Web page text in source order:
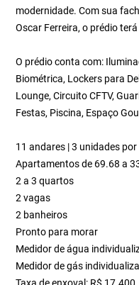
modernidade. Com sua
Oscar Ferreira, o prédio
O prédio conta com:
Biométrica, Lockers para
Lounge, Circuito CFTV,
Festas, Piscina, Espaço
11 andares | 3 unidades
Apartamentos de 69.68 a
2 a 3 quartos
2 vagas
2 banheiros
Pronto para morar
Medidor de água
Medidor de gás